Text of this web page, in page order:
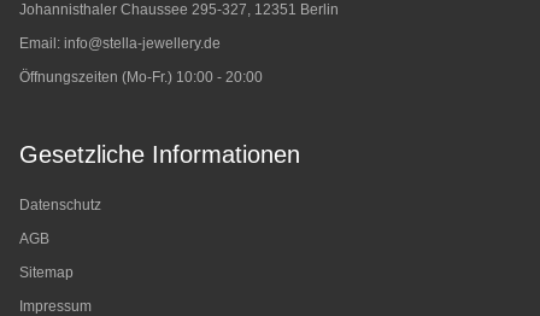
Johannisthaler Chaussee 295-327, 12351 Berlin
Email: info@stella-jewellery.de
Öffnungszeiten (Mo-Fr.) 10:00 - 20:00
Gesetzliche Informationen
Datenschutz
AGB
Sitemap
Impressum